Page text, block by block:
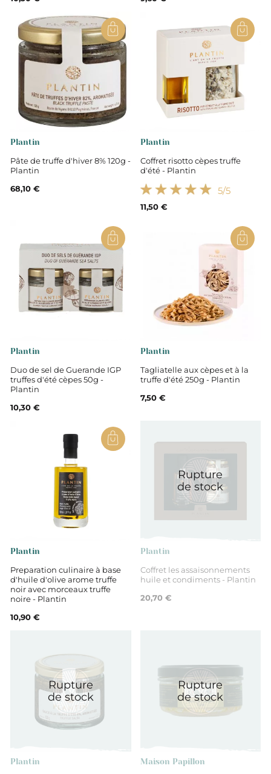
Plantin
Pâte de truffe d'hiver 8% 120g -
Plantin
68,10 €
Plantin
Coffret risotto cèpes truffe
d'été - Plantin
5/5
11,50 €
Plantin
Duo de sel de Guerande IGP
truffes d'été cèpes 50g -
Plantin
10,30 €
Plantin
Tagliatelle aux cèpes et à la
truffe d'été 250g - Plantin
7,50 €
Plantin
Preparation culinaire à base
d'huile d'olive arome truffe
noir avec morceaux truffe
noire - Plantin
10,90 €
Rupture
de stock
Plantin
Coffret les assaisonnements
huile et condiments - Plantin
20,70 €
Rupture
de stock
Plantin
Rupture
de stock
Maison Papillon